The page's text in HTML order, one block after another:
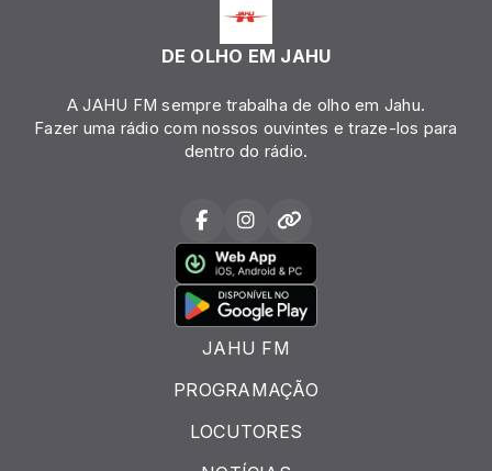
DE OLHO EM JAHU
A JAHU FM sempre trabalha de olho em Jahu.
Fazer uma rádio com nossos ouvintes e traze-los para
dentro do rádio.
JAHU FM
PROGRAMAÇÃO
LOCUTORES